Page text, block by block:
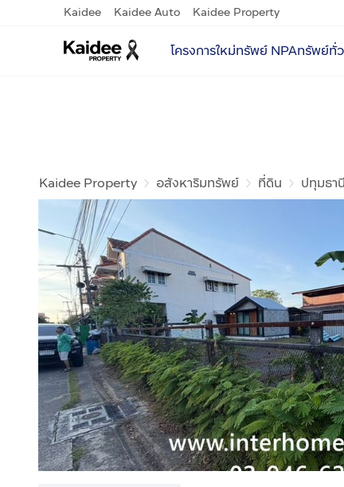
Kaidee Kaidee Auto Kaidee Property
โครงการใหม่ทรัพย์ NPAทรัพย์ทั่
Kaidee Property อสังหาริมทรัพย์ ที่ดิน ปทุมธานี